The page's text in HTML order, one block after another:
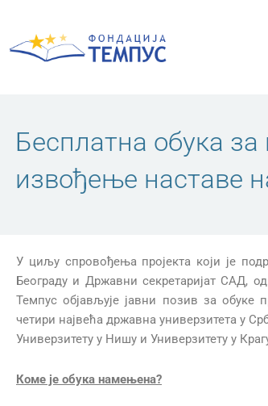
садржај
Бесплатна обука
извођење наставе
У циљу спровођења пројекта који је
Београду и Државни секретаријат САД,
Темпус објављује јавни позив за обуке
четири највећа државна универзитета у
Универзитету у Нишу и Универзитету у
Коме је обука намењена?